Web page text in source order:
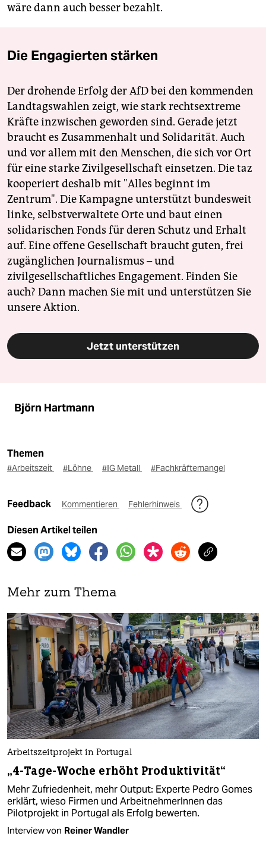
wäre dann auch besser bezahlt.
Die Engagierten stärken
Der drohende Erfolg der AfD bei den kommenden
Landtagswahlen zeigt, wie stark rechtsextreme
Kräfte inzwischen geworden sind. Gerade jetzt
braucht es Zusammenhalt und Solidarität. Auch
und vor allem mit den Menschen, die sich vor Ort
für eine starke Zivilgesellschaft einsetzen. Die taz
kooperiert deshalb mit "Alles beginnt im
Zentrum". Die Kampagne unterstützt bundesweit
linke, selbstverwaltete Orte und baut einen
solidarischen Fonds für deren Schutz und Erhalt
auf. Eine offene Gesellschaft braucht guten, frei
zugänglichen Journalismus – und
zivilgesellschaftliches Engagement. Finden Sie
auch? Dann machen Sie mit und unterstützen Sie
unsere Aktion.
Jetzt unterstützen
Björn Hartmann
Themen
#Arbeitszeit #Löhne #IG Metall #Fachkräftemangel
Feedback Kommentieren Fehlerhinweis
Diesen Artikel teilen
Mehr zum Thema
Arbeitszeitprojekt in Portugal
„4-Tage-Woche erhöht Produktivität“
Mehr Zufriedenheit, mehr Output: Experte Pedro Gomes
erklärt, wieso Firmen und ArbeitnehmerInnen das
Pilotprojekt in Portugal als Erfolg bewerten.
Interview von Reiner Wandler